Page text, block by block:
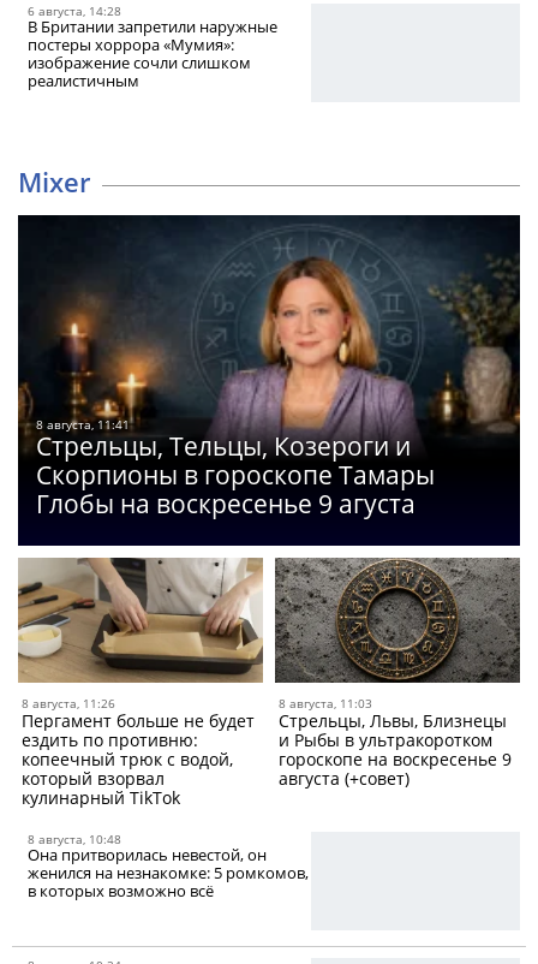
6 августа, 14:28
В Британии запретили наружные
постеры хоррора «Мумия»:
изображение сочли слишком
реалистичным
Mixer
8 августа, 11:41
Стрельцы, Тельцы, Козероги и
Скорпионы в гороскопе Тамары
Глобы на воскресенье 9 агуста
8 августа, 11:26
Пергамент больше не будет
ездить по противню:
копеечный трюк с водой,
который взорвал
кулинарный TikTok
8 августа, 11:03
Стрельцы, Львы, Близнецы
и Рыбы в ультракоротком
гороскопе на воскресенье 9
августа (+совет)
8 августа, 10:48
Она притворилась невестой, он
женился на незнакомке: 5 ромкомов,
в которых возможно всё